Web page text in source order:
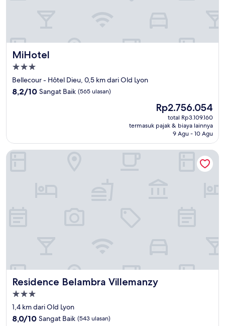
MiHotel
MiHotel
Properti
bintang
3.0
Bellecour - Hôtel Dieu, 0,5 km dari Old Lyon
8.2
ulasan)
8,2/10 Sangat Baik (565 ulasan)
Harga
sekarang
Rp2.756.054
Rp2.756.054
total Rp3.109.160
termasuk pajak & biaya lainnya
9 Agu - 10 Agu
Residence Belambra Villemanzy
Residence Belambra Villemanzy
Properti
bintang
3.0
1,4 km dari Old Lyon
8.0
8,0/10 Sangat Baik (543 ulasan)
Residence Belambra Villemanzy